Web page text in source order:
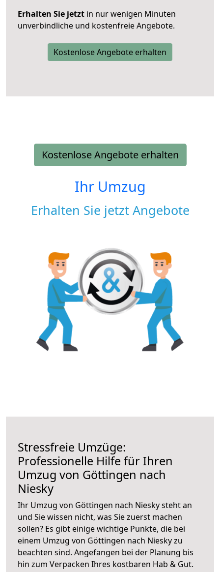
Erhalten Sie jetzt in nur wenigen Minuten
unverbindliche und kostenfreie Angebote.
Kostenlose Angebote erhalten
Kostenlose Angebote erhalten
Ihr Umzug
Erhalten Sie jetzt Angebote
Stressfreie Umzüge:
Professionelle Hilfe für Ihren
Umzug von Göttingen nach
Niesky
Ihr Umzug von Göttingen nach Niesky steht an
und Sie wissen nicht, was Sie zuerst machen
sollen? Es gibt einige wichtige Punkte, die bei
einem Umzug von Göttingen nach Niesky zu
beachten sind. Angefangen bei der Planung bis
hin zum Verpacken Ihres kostbaren Hab & Gut.